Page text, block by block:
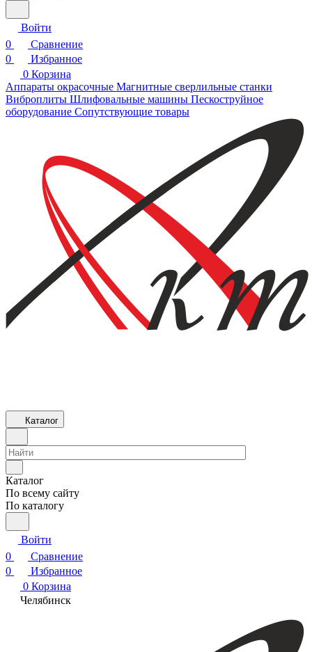
Войти
0
Сравнение
0
Избранное
0 Корзина
Аппараты окрасочные Магнитные сверлильные станки
Виброплиты Шлифовальные машины Пескоструйное
оборудование Сопутствующие товары
Каталог
Каталог
По всему сайту
По каталогу
Войти
0
Сравнение
0
Избранное
0 Корзина
Челябинск